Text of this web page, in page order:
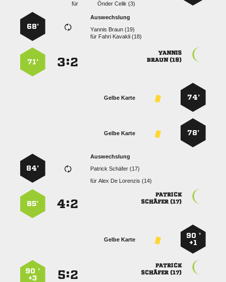
für
  
Auswechslung
  
für   
68’

 
:
71’
74’
Gelbe Karte
78’
Gelbe Karte
Auswechslung
  
für   
84’

 
:
85’
90 ’
+1
Gelbe Karte

 
:
90 ’
+3